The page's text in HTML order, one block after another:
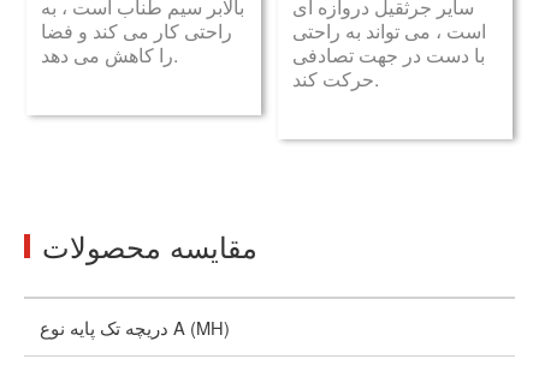
بالابر سیم طناب است ، به
راحتی کار می کند و فضا
را کاهش می دهد.
سایر جرثقیل دروازه ای
است ، می تواند به راحتی
با دست در جهت تصادفی
حرکت کند.
مقایسه محصولات
دریچه تک پایه نوع A (MH)